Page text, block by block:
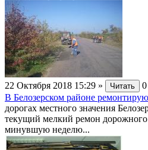
22 Октября 2018 15:29 » Читать 0
В Белозерском районе
дорогах местного значения
текущий мелкий ремон дорожного
минувшую неделю...